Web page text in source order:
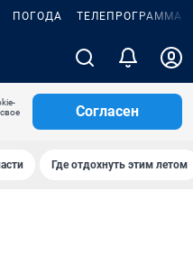
ПОГОДА ТЕЛЕПРОГРАММА
Согласен
Где отдохнуть этим летом